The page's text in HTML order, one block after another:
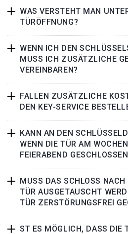
WAS VERSTEHT MAN
TÜRÖFFNUNG?
WENN ICH DEN
MUSS ICH ZUSÄTZLICHE
VEREINBAREN?
FALLEN ZUSÄTZLICHE
DEN KEY-SERVICE
KANN AN DEN
WENN DIE TÜR AM
FEIERABEND
MUSS DAS SCHLOSS NACH
TÜR AUSGETAUSCHT
TÜR ZERSTÖRUNGSFREI
ST ES MÖGLICH, DASS DIE